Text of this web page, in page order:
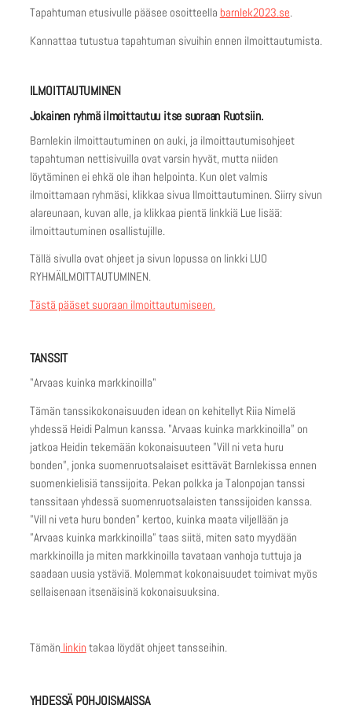
Tapahtuman etusivulle pääsee osoitteella barnlek2023.se.
Kannattaa tutustua tapahtuman sivuihin ennen ilmoittautumista.
ILMOITTAUTUMINEN
Jokainen ryhmä ilmoittautuu itse suoraan Ruotsiin.
Barnlekin ilmoittautuminen on auki, ja ilmoittautumisohjeet
tapahtuman nettisivuilla ovat varsin hyvät, mutta niiden
löytäminen ei ehkä ole ihan helpointa. Kun olet valmis
ilmoittamaan ryhmäsi, klikkaa sivua Ilmoittautuminen. Siirry sivun
alareunaan, kuvan alle, ja klikkaa pientä linkkiä Lue lisää:
ilmoittautuminen osallistujille.
Tällä sivulla ovat ohjeet ja sivun lopussa on linkki LUO
RYHMÄILMOITTAUTUMINEN.
Tästä pääset suoraan ilmoittautumiseen.
TANSSIT
"Arvaas kuinka markkinoilla"
Tämän tanssikokonaisuuden idean on kehitellyt Riia Nimelä
yhdessä Heidi Palmun kanssa. ”Arvaas kuinka markkinoilla” on
jatkoa Heidin tekemään kokonaisuuteen ”Vill ni veta huru
bonden”, jonka suomenruotsalaiset esittävät Barnlekissa ennen
suomenkielisiä tanssijoita. Pekan polkka ja Talonpojan tanssi
tanssitaan yhdessä suomenruotsalaisten tanssijoiden kanssa.
”Vill ni veta huru bonden” kertoo, kuinka maata viljellään ja
”Arvaas kuinka markkinoilla” taas siitä, miten sato myydään
markkinoilla ja miten markkinoilla tavataan vanhoja tuttuja ja
saadaan uusia ystäviä. Molemmat kokonaisuudet toimivat myös
sellaisenaan itsenäisinä kokonaisuuksina.
Tämän linkin takaa löydät ohjeet tansseihin.
YHDESSÄ POHJOISMAISSA